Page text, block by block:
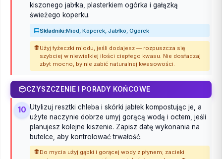
kiszonego jabłka, plasterkiem ogórka i gałązką
świeżego koperku.
Składniki:Miód, Koperek, Jabłko, Ogórek
Użyj łyżeczki miodu, jeśli dodajesz — rozpuszcza się
szybciej w niewielkiej ilości ciepłego kwasu. Nie dosładzaj
zbyt mocno, by nie zabić naturalnej kwasowości.
CZYSZCZENIE I PORADY KOŃCOWE
10 Utylizuj resztki chleba i skórki jabłek kompostując je, a
użyte naczynie dobrze umyj gorącą wodą i octem, jeśli
planujesz kolejne kiszenie. Zapisz datę wykonania na
butelce, aby kontrolować trwałość.
Do mycia użyj gąbki i gorącej wody z płynem; zacieki